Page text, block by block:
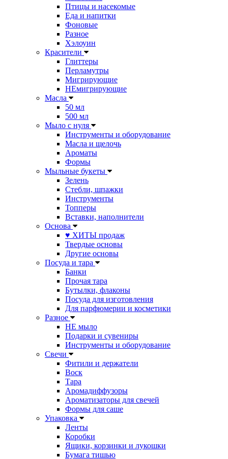
Птицы и насекомые
Еда и напитки
Фоновые
Разное
Хэлоуин
Красители
Глиттеры
Перламутры
Мигрирующие
НЕмигрирующие
Масла
50 мл
500 мл
Мыло с нуля
Инструменты и оборудование
Масла и щелочь
Ароматы
Формы
Мыльные букеты
Зелень
Стебли, шпажки
Инструменты
Топперы
Вставки, наполнители
Основа
♥ ХИТЫ продаж
Твердые основы
Другие основы
Посуда и тара
Банки
Прочая тара
Бутылки, флаконы
Посуда для изготовления
Для парфюмерии и косметики
Разное
НЕ мыло
Подарки и сувениры
Инструменты и оборудование
Свечи
Фитили и держатели
Воск
Тара
Аромадиффузоры
Ароматизаторы для свечей
Формы для саше
Упаковка
Ленты
Коробки
Ящики, корзинки и лукошки
Бумага тишью